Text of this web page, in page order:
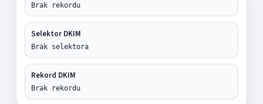
Brak rekordu
Selektor DKIM
Brak selektora
Rekord DKIM
Brak rekordu